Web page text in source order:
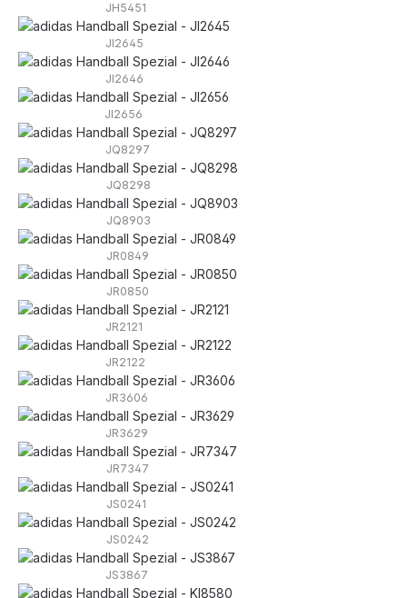
JH5451
JI2645
JI2646
JI2656
JQ8297
JQ8298
JQ8903
JR0849
JR0850
JR2121
JR2122
JR3606
JR3629
JR7347
JS0241
JS0242
JS3867